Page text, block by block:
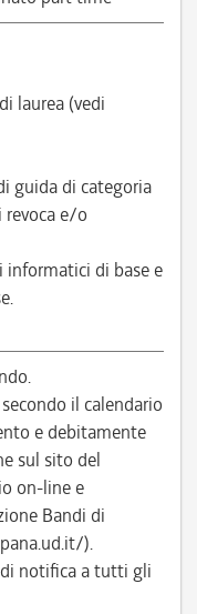
laurea (vedi
guida di categoria
revoca e/o
informatici di base e
il calendario
e debitamente
sul sito del
on-line e
Bandi di
).
notifica a tutti gli